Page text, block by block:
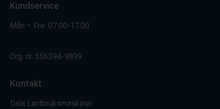
Kundservice
Mån – Fre: 07.00-17.00
Org. nr. 556394-9899
Kontakt
Dala Lantbruksmaskiner